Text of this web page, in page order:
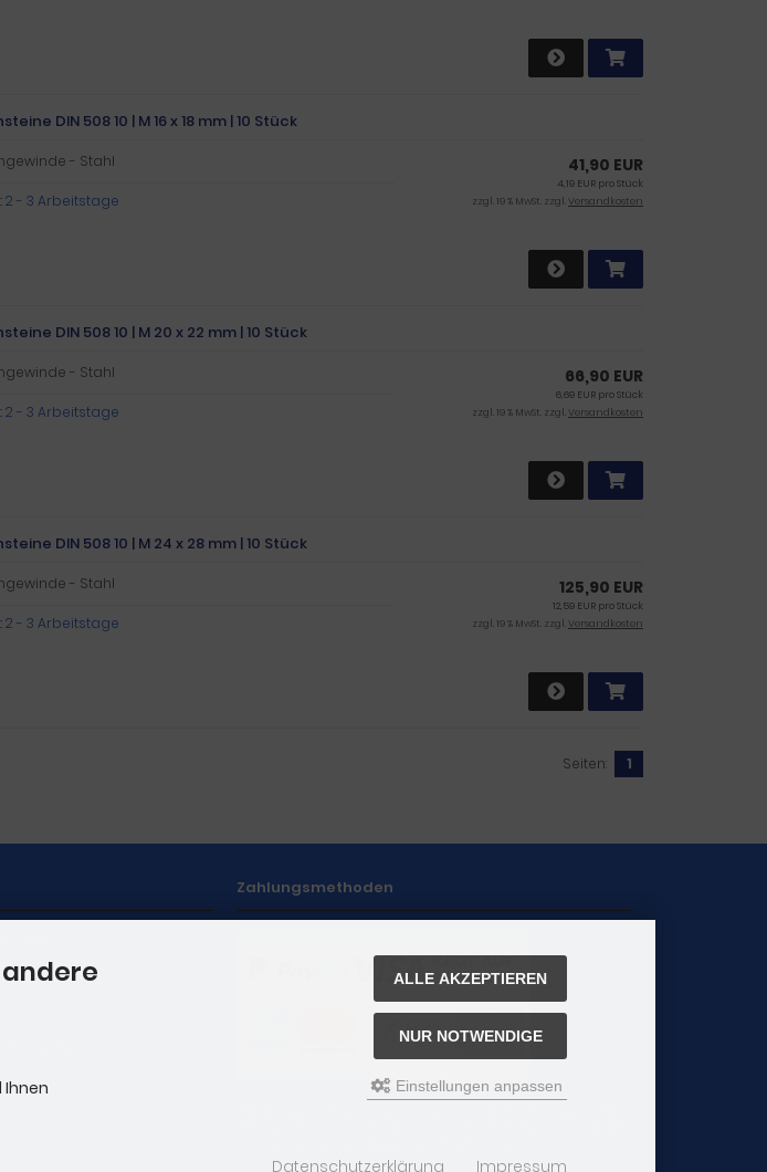
DIN 508 10 | M 16 x 18 mm | 10 Stück
- Stahl
2 - 3 Arbeitstage
41,90 EUR
4,19 EUR pro Stück
zzgl. 19 % MwSt. zzgl.Versandkosten
DIN 508 10 | M 20 x 22 mm | 10 Stück
- Stahl
2 - 3 Arbeitstage
66,90 EUR
6,69 EUR pro Stück
zzgl. 19 % MwSt. zzgl.Versandkosten
DIN 508 10 | M 24 x 28 mm | 10 Stück
- Stahl
2 - 3 Arbeitstage
125,90 EUR
12,59 EUR pro Stück
zzgl. 19 % MwSt. zzgl.Versandkosten
Seiten: 1
Zahlungsmethoden
ALLE AKZEPTIEREN
NUR NOTWENDIGE
Einstellungen anpassen
Datenschutzerklärung Impressum